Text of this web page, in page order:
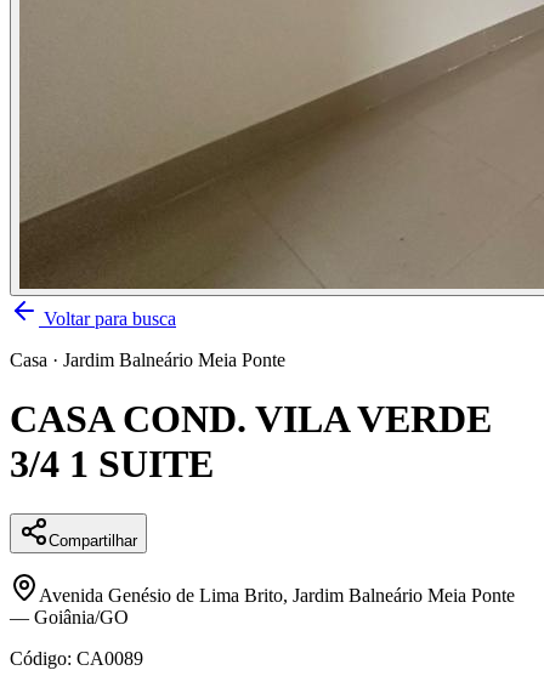
Voltar para busca
Casa · Jardim Balneário Meia Ponte
CASA COND. VILA VERDE
3/4 1 SUITE
Compartilhar
Avenida Genésio de Lima Brito, Jardim Balneário Meia Ponte
— Goiânia/GO
Código: CA0089